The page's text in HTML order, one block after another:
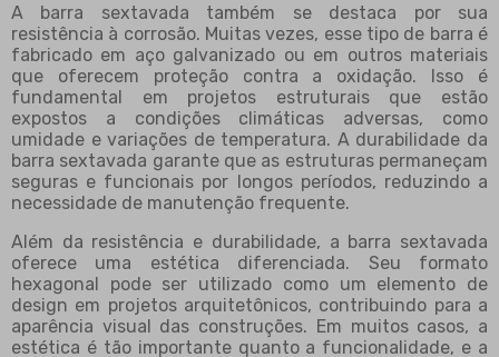
A barra sextavada também se destaca por sua
resistência à corrosão. Muitas vezes, esse tipo de barra é
fabricado em aço galvanizado ou em outros materiais
que oferecem proteção contra a oxidação. Isso é
fundamental em projetos estruturais que estão
expostos a condições climáticas adversas, como
umidade e variações de temperatura. A durabilidade da
barra sextavada garante que as estruturas permaneçam
seguras e funcionais por longos períodos, reduzindo a
necessidade de manutenção frequente.
Além da resistência e durabilidade, a barra sextavada
oferece uma estética diferenciada. Seu formato
hexagonal pode ser utilizado como um elemento de
design em projetos arquitetônicos, contribuindo para a
aparência visual das construções. Em muitos casos, a
estética é tão importante quanto a funcionalidade, e a